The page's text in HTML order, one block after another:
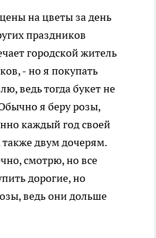
на цветы за день
праздников
городской житель
- но я покупать
ведь тогда букет не
я беру розы,
каждый год своей
двум дочерям.
смотрю, но все
дорогие, но
ведь они дольше